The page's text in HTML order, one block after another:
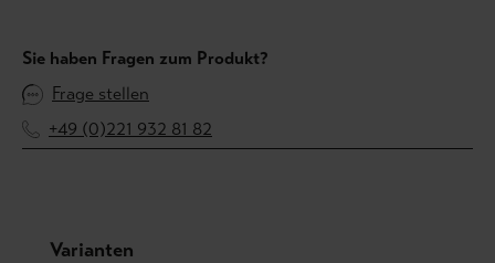
Sie haben Fragen zum Produkt?
Frage stellen
+49 (0)221 932 81 82
Produktgalerie überspringen
Varianten